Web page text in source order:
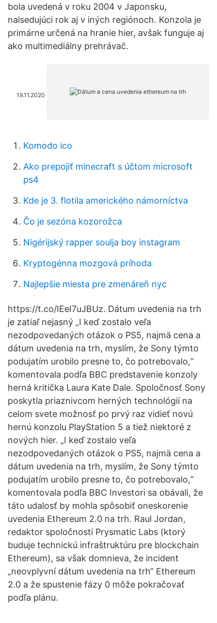
bola uvedená v roku 2004 v Japonsku,
nalsedujúci rok aj v iných regiónoch. Konzola je
primárne určená na hranie hier, avšak funguje aj
ako multimediálny prehrávač.
19.11.2020
Komodo ico
Ako prepojiť minecraft s účtom microsoft
ps4
Kde je 3. flotila amerického námorníctva
Čo je sezóna kozorožca
Nigérijský rapper soulja boy instagram
Kryptogénna mozgová príhoda
Najlepšie miesta pre zmenáreň nyc
https://t.co/IEeI7uJBUz. Dátum uvedenia na trh
je zatiaľ nejasný „I keď zostalo veľa
nezodpovedaných otázok o PS5, najmä cena a
dátum uvedenia na trh, myslím, že Sony týmto
podujatím urobilo presne to, čo potrebovalo,“
komentovala podľa BBC predstavenie konzoly
herná kritička Laura Kate Dale. Spoločnosť Sony
poskytla priaznivcom herných technológií na
celom svete možnosť po prvý raz vidieť novú
hernú konzolu PlayStation 5 a tiež niektoré z
nových hier. „I keď zostalo veľa
nezodpovedaných otázok o PS5, najmä cena a
dátum uvedenia na trh, myslím, že Sony týmto
podujatím urobilo presne to, čo potrebovalo,“
komentovala podľa BBC Investori sa obávali, že
táto udalosť by mohla spôsobiť oneskorenie
uvedenia Ethereum 2.0 na trh. Raul Jordan,
redaktor spoločnosti Prysmatic Labs (ktorý
buduje technickú infraštruktúru pre blockchain
Ethereum), sa však domnieva, že incident
„neovplyvní dátum uvedenia na trh“ Ethereum
2.0 a že spustenie fázy 0 môže pokračovať
podľa plánu.